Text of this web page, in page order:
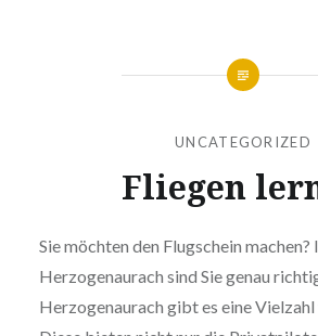
UNCATEGORIZED
Fliegen
Sie möchten den Flugschein machen?
Herzogenaurach sind Sie genau
Herzogenaurach gibt es eine Vielzahl